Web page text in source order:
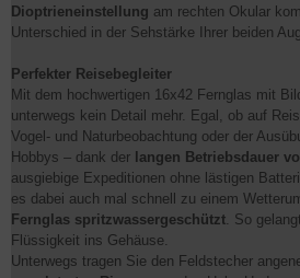
Dioptrieneinstellung am rechten Okular
Unterschied in der Sehstärke Ihrer beiden
Perfekter Reisebegleiter
Mit dem hochwertigen 16x42 Fernglas mit
unterwegs kein Detail mehr. Egal, ob auf
Vogel- und Naturbeobachtung oder der
Hobbys – dank der langen Betriebsdauer
ausgiebige Expeditionen ohne lästigen
es dabei auch mal schnell zu einem
Fernglas spritzwassergeschützt. So
Flüssigkeit ins Gehäuse.
Unterwegs tragen Sie den Feldstecher